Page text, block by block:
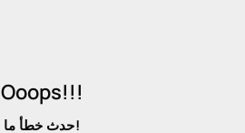
Ooops!!!
حدث خطأ ما!